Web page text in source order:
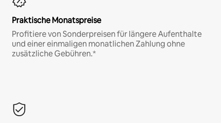
Praktische Monatspreise
Profitiere von Sonderpreisen für längere Aufenthalte
und einer einmaligen monatlichen Zahlung ohne
zusätzliche Gebühren.*